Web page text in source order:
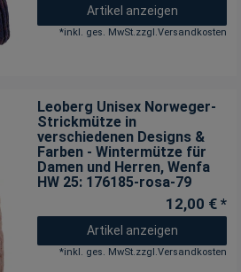
Artikel anzeigen
*inkl. ges. MwSt. zzgl. Versandkosten
Leoberg Unisex Norweger-
Strickmütze in
verschiedenen Designs &
Farben - Wintermütze für
Damen und Herren, Wenfa
HW 25: 176185-rosa-79
12,00 € *
Artikel anzeigen
*inkl. ges. MwSt.zzgl.Versandkosten